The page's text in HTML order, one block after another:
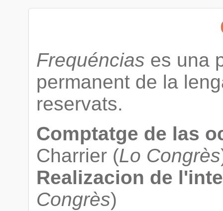
Frequéncias es una
permanent de la
reservats.
Comptatge de las
Charrier (Lo Congrès
Realizacion de
Congrès)